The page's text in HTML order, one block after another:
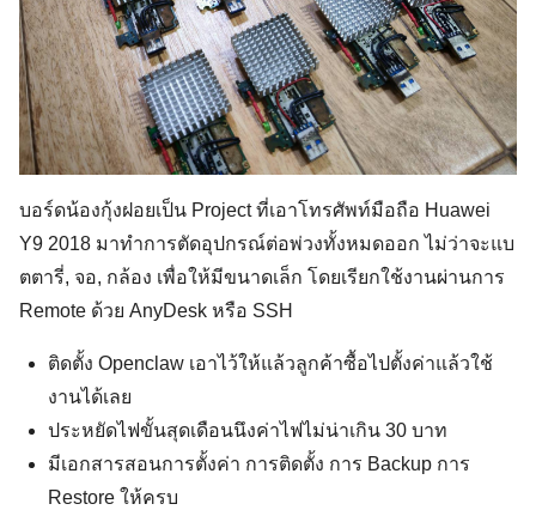
บอร์ดน้องกุ้งฝอยเป็น Project ที่เอาโทรศัพท์มือถือ Huawei
Y9 2018 มาทำการตัดอุปกรณ์ต่อพ่วงทั้งหมดออก ไม่ว่าจะแบ
ตตารี่, จอ, กล้อง เพื่อให้มีขนาดเล็ก โดยเรียกใช้งานผ่านการ
Remote ด้วย AnyDesk หรือ SSH
ติดตั้ง Openclaw เอาไว้ให้แล้วลูกค้าซื้อไปตั้งค่าแล้วใช้
งานได้เลย
ประหยัดไฟขั้นสุดเดือนนึงค่าไฟไม่น่าเกิน 30 บาท
มีเอกสารสอนการตั้งค่า การติดตั้ง การ Backup การ
Restore ให้ครบ